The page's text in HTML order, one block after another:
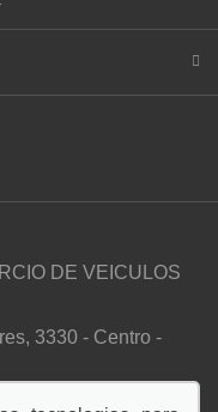
DE VEICULOS
3330 - Centro -